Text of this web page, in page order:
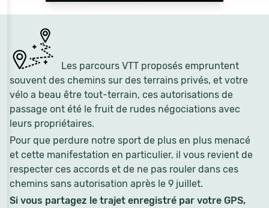
Les parcours VTT proposés empruntent
souvent des chemins sur des terrains privés, et votre
vélo a beau être tout-terrain, ces autorisations de
passage ont été le fruit de rudes négociations avec
leurs propriétaires.
Pour que perdure notre sport de plus en plus menacé
et cette manifestation en particulier, il vous revient de
respecter ces accords et de ne pas rouler dans ces
chemins sans autorisation après le 9 juillet.
Si vous partagez le trajet enregistré par votre GPS,